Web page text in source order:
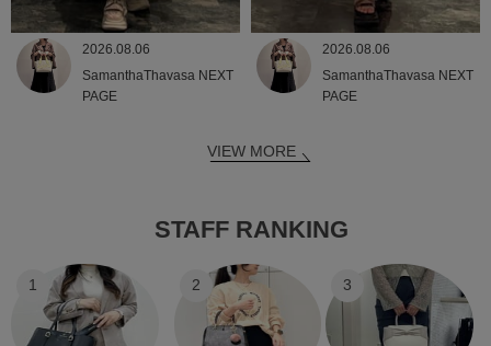
2026.08.06
SamanthaThavasa NEXT
PAGE
2026.08.06
SamanthaThavasa NEXT
PAGE
VIEW MORE
STAFF RANKING
1 2 3